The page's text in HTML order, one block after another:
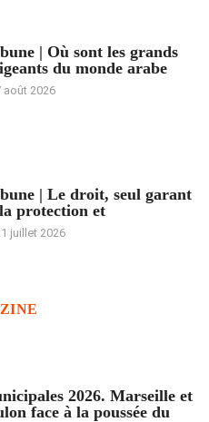
| Où sont les grands
du monde arabe
août 2026
| Le droit, seul garant
protection et
juillet 2026
2026. Marseille et
face à la poussée du